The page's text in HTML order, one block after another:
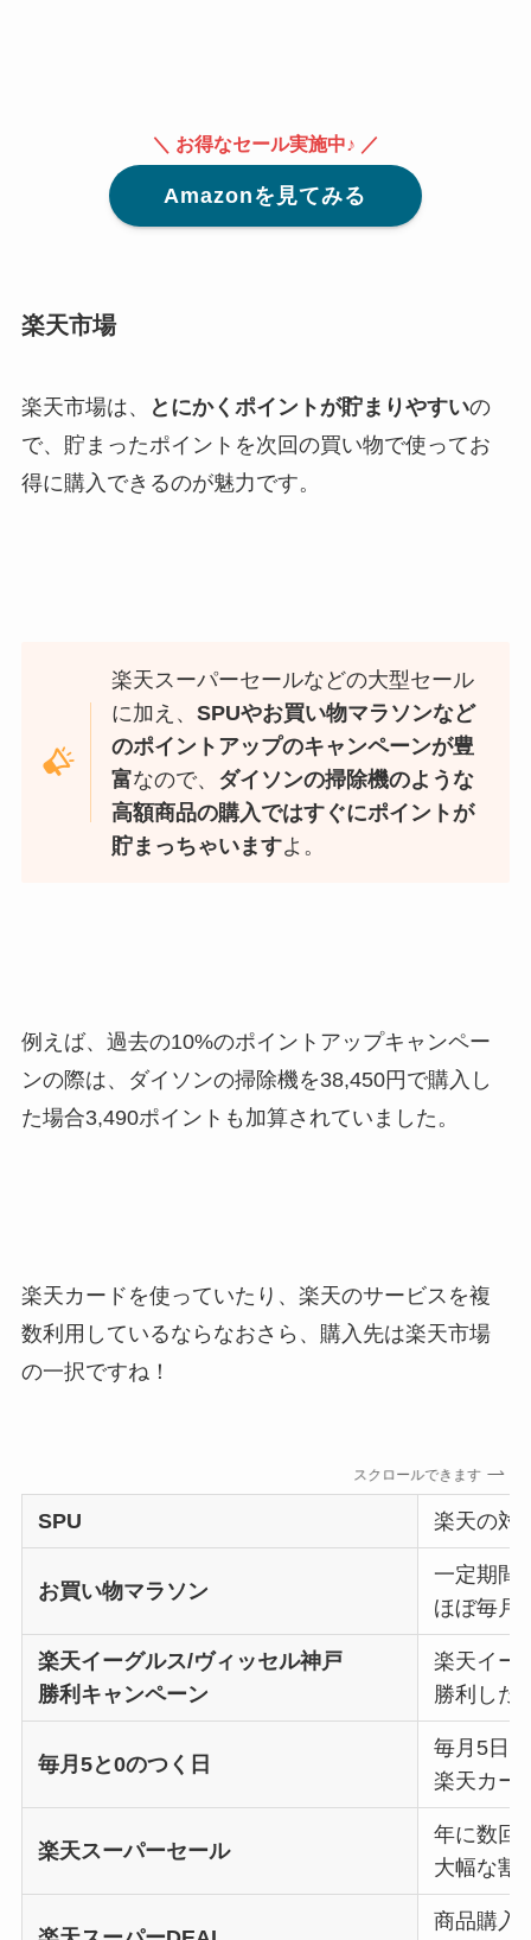
＼ お得なセール実施中♪ ／
Amazonを見てみる
楽天市場
楽天市場は、 とにかくポイントが貯まりやすいの
で、貯まったポイントを次回の買い物で使ってお
得に購入できるのが魅力です。
楽天スーパーセールなどの大型セール
に加え、SPUやお買い物マラソンなど
のポイントアップのキャンペーンが豊
富なので、 ダイソンの掃除機のような
高額商品の購入ではすぐにポイントが
貯まっちゃいますよ。
例えば、過去の10%のポイントアップキャンペー
ンの際は、ダイソンの掃除機を38,450円で購入し
た場合3,490ポイントも加算されていました。
楽天カードを使っていたり、楽天のサービスを複
数利用しているならなおさら、購入先は楽天市場
の一択ですね！
スクロールできます
SPU 楽天の対
お買い物マラソン
一定期間
ほぼ毎月
楽天イーグルス/ヴィッセル神戸
勝利キャンペーン
楽天イー
勝利した
毎月5と0のつく日
毎月5日
楽天カー
楽天スーパーセール
年に数回
大幅な割
商品購入